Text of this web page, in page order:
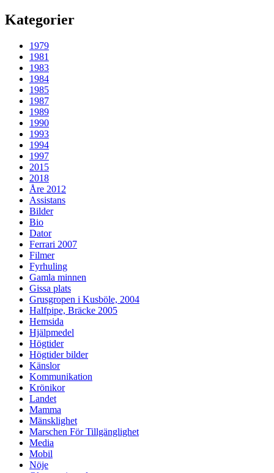
Kategorier
1979
1981
1983
1984
1985
1987
1989
1990
1993
1994
1997
2015
2018
Åre 2012
Assistans
Bilder
Bio
Dator
Ferrari 2007
Filmer
Fyrhuling
Gamla minnen
Gissa plats
Grusgropen i Kusböle, 2004
Halfpipe, Bräcke 2005
Hemsida
Hjälpmedel
Högtider
Högtider bilder
Känslor
Kommunikation
Krönikor
Landet
Mamma
Mänsklighet
Marschen För Tillgänglighet
Media
Mobil
Nöje